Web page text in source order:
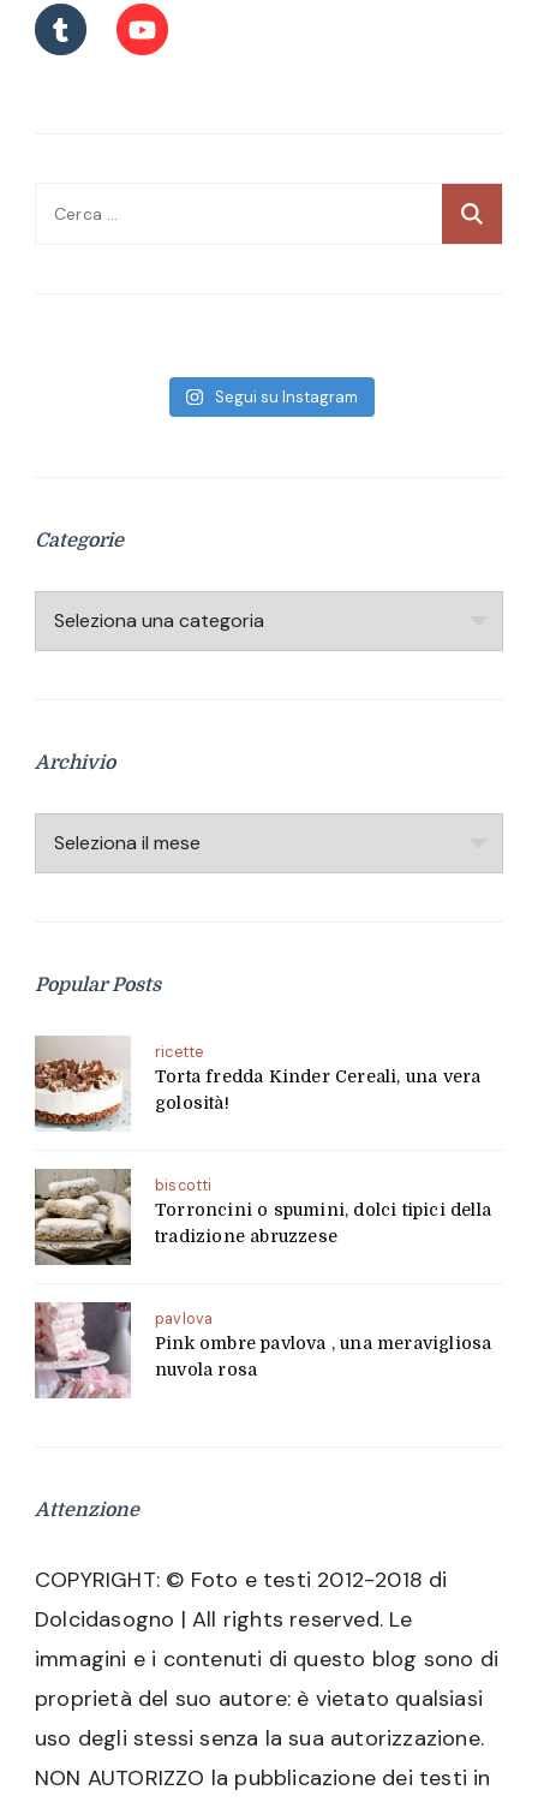
Ricerca
Segui su Instagram
Categorie
Categorie
Archivio
Archivio
Popular Posts
ricette
Torta fredda Kinder Cereali, una vera
golosità!
biscotti
Torroncini o spumini, dolci tipici della
tradizione abruzzese
pavlova
Pink ombre pavlova , una meravigliosa
nuvola rosa
Attenzione
COPYRIGHT: © Foto e testi 2012-2018 di
Dolcidasogno | All rights reserved. Le
immagini e i contenuti di questo blog sono di
proprietà del suo autore: è vietato qualsiasi
uso degli stessi senza la sua autorizzazione.
NON AUTORIZZO la pubblicazione dei testi in